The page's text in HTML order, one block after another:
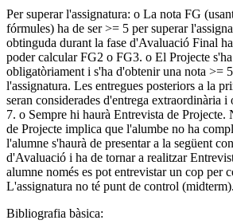
Per superar l'assignatura: o La nota FG
fórmules) ha de ser >= 5 per superar
obtinguda durant la fase d'Avaluació Final
poder calcular FG2 o FG3. o El Projecte
obligatòriament i s'ha d'obtenir una nota >=
l'assignatura. Les entregues posteriors a la
seran considerades d'entrega extraordinària
7. o Sempre hi haurà Entrevista de Projecte.
de Projecte implica que l'alumbe no ha
l'alumne s'haurà de presentar a la següent
d'Avaluació i ha de tornar a realitzar
alumne només es pot entrevistar un cop per
L'assignatura no té punt de control (midterm).
Bibliografia bàsica: